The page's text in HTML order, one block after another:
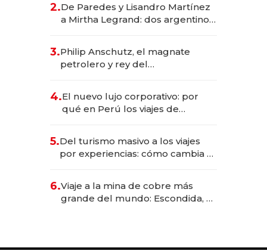
las marcas "fast premium"
2.De Paredes y Lisandro Martínez
a Mirtha Legrand: dos argentinos
3.Philip Anschutz, el magnate
petrolero y rey del
Fénix
4.El nuevo lujo corporativo: por
qué en Perú los viajes de
transformadoras
5.Del turismo masivo a los viajes
por experiencias: cómo cambia el
6.Viaje a la mina de cobre más
grande del mundo: Escondida, el